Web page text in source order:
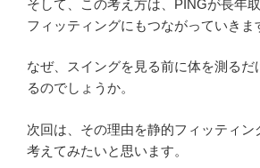
そして、この考え方は、PINGが長年
フィッティングにもつながっていきま
なぜ、スイングを見る前に体を測るだ
るのでしょうか。
次回は、その理由を静的フィッティン
考えてみたいと思います。